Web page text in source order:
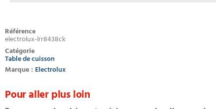
Référence
electrolux-lrr8438ck
Catégorie
Table de cuisson
Marque : Electrolux
Pour aller plus loin